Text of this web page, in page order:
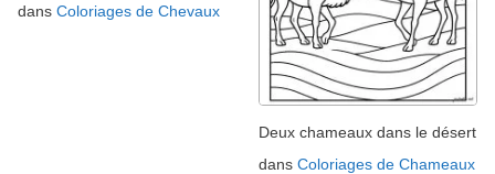
dans Coloriages de Chevaux
Deux chameaux dans le désert
dans Coloriages de Chameaux